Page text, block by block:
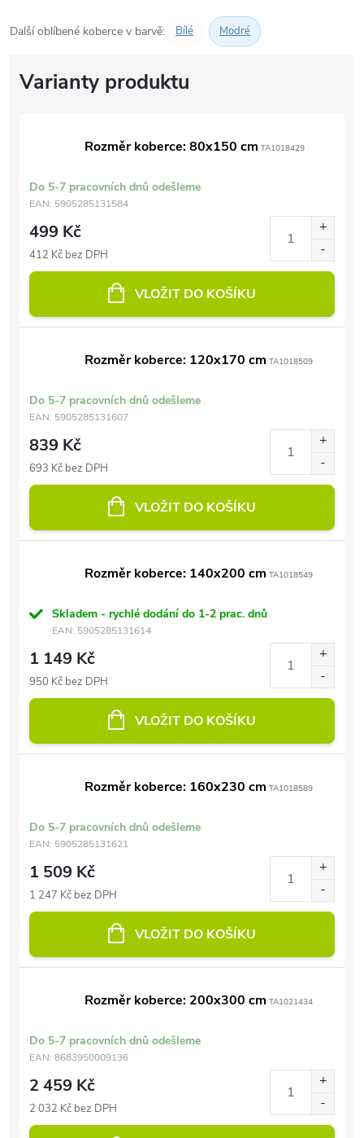
Další oblíbené koberce v barvě: Bílé Modré
Rozměr koberce: 80x150 cm TA1018429
Do 5-7 pracovních dnů odešleme
EAN: 5905285131584
499 Kč
412 Kč bez DPH
VLOŽIT DO KOŠÍKU
Rozměr koberce: 120x170 cm TA1018509
Do 5-7 pracovních dnů odešleme
EAN: 5905285131607
839 Kč
693 Kč bez DPH
VLOŽIT DO KOŠÍKU
Rozměr koberce: 140x200 cm TA1018549
Skladem - rychlé dodání do 1-2 prac. dnů
EAN: 5905285131614
1 149 Kč
950 Kč bez DPH
VLOŽIT DO KOŠÍKU
Rozměr koberce: 160x230 cm TA1018589
Do 5-7 pracovních dnů odešleme
EAN: 5905285131621
1 509 Kč
1 247 Kč bez DPH
VLOŽIT DO KOŠÍKU
Rozměr koberce: 200x300 cm TA1021434
Do 5-7 pracovních dnů odešleme
EAN: 8683950009136
2 459 Kč
2 032 Kč bez DPH